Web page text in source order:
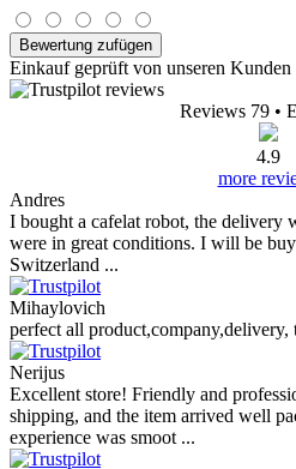
Bewertung zufügen
Einkauf geprüft von unseren Kunden
Reviews 79 •
4.9
more
Andres
I bought a cafelat robot, the delivery
were in great conditions. I will be
Switzerland ...
Mihaylovich
perfect all product,company,delivery,
Nerijus
Excellent store! Friendly and
shipping, and the item arrived well
experience was smoot ...